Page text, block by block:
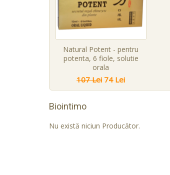
Natural Potent - pentru
potenta, 6 fiole, solutie
orala
107 Lei 74 Lei
Biointimo
Nu există niciun Producător.